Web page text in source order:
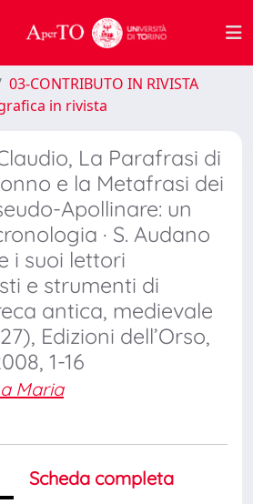
03-CONTRIBUTO IN RIVISTA
in rivista
La Parafrasi di
e la Metafrasi dei
Apollinare: un
· S. Audano
i suoi lettori
e strumenti di
antica, medievale
Edizioni dell’Orso,
1-16
Maria
Scheda completa